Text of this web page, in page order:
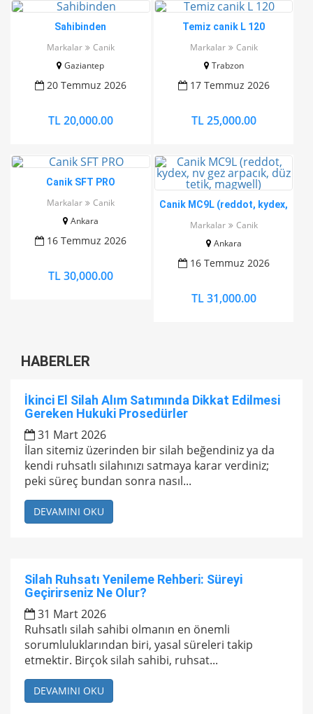
Sahibinden
Markalar
Canik
Gaziantep
20 Temmuz 2026
TL 20,000.00
Temiz canik L 120
Markalar
Canik
Trabzon
17 Temmuz 2026
TL 25,000.00
Canik SFT PRO
Markalar
Canik
Ankara
16 Temmuz 2026
TL 30,000.00
Canik MC9L (reddot, kydex,
Markalar
Canik
Ankara
16 Temmuz 2026
TL 31,000.00
HABERLER
İkinci El Silah Alım Satımında Dikkat Edilmesi
Gereken Hukuki Prosedürler
31 Mart 2026
İlan sitemiz üzerinden bir silah beğendiniz ya da
kendi ruhsatlı silahınızı satmaya karar verdiniz;
peki süreç bundan sonra nasıl...
DEVAMINI OKU
Silah Ruhsatı Yenileme Rehberi: Süreyi
Geçirirseniz Ne Olur?
31 Mart 2026
Ruhsatlı silah sahibi olmanın en önemli
sorumluluklarından biri, yasal süreleri takip
etmektir. Birçok silah sahibi, ruhsat...
DEVAMINI OKU